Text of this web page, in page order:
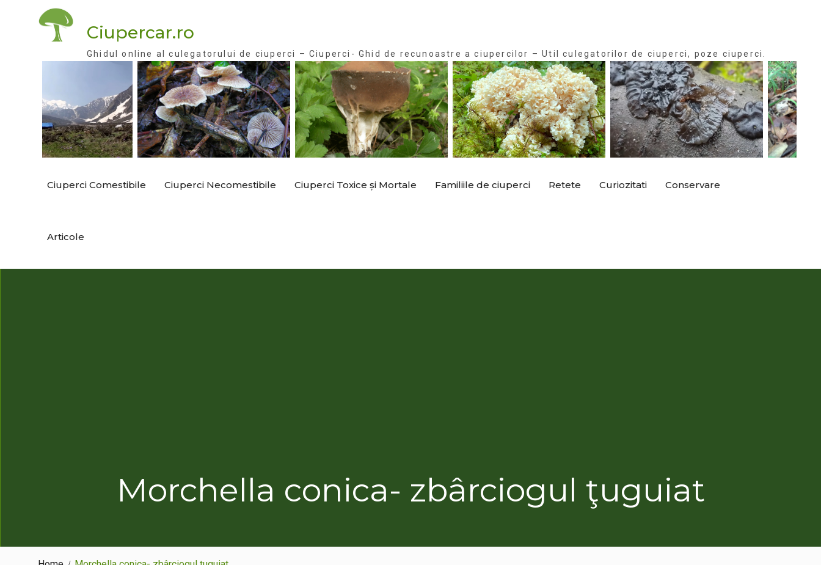
Ciupercar.ro
Ghidul online al culegatorului de ciuperci – Ciuperci- Ghid de recunoastre a ciupercilor – Util culegatorilor de ciuperci, poze ciuperci.
Ciuperci Comestibile Ciuperci Necomestibile Ciuperci Toxice și Mortale Familiile de ciuperci Retete Curiozitati Conservare
Articole
Morchella conica- zbârciogul ţuguiat